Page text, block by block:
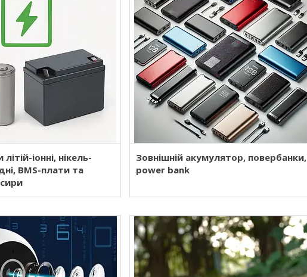
іонні, нікель-
BMS-плати та
Зовнішній акумулятор, повербанки,
power bank